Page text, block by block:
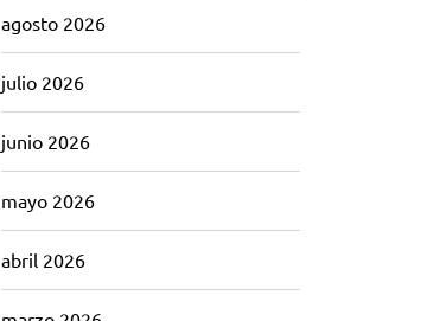
agosto 2026
julio 2026
junio 2026
mayo 2026
abril 2026